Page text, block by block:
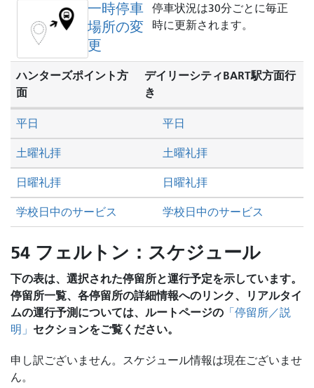
か
一時停車
場所の変
更
停車状況は30分ごとに毎正
時に更新されます。
ハンターズポイント方
面
デイリーシティBART駅方面行
き
土曜礼拝 土曜礼拝
日曜礼拝 日曜礼拝
平日 平日
学校日中のサービス 学校日中のサービス
54 フェルトン：スケジュール
下の表は、選択された停留所と運行予定を示しています。
停留所一覧、各停留所の詳細情報へのリンク、リアルタイ
ムの運行予測については、ルートページの 「停留所／説
明」 セクションをご覧ください。
申し訳ございません。スケジュール情報は現在ございませ
ん。